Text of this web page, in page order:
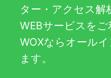
ター・アクセス解
WEBサービスを
WOXならオール
ます。